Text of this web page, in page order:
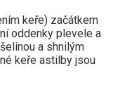
keře) začátkem
oddenky plevele a
a shnilým
keře astilby jsou